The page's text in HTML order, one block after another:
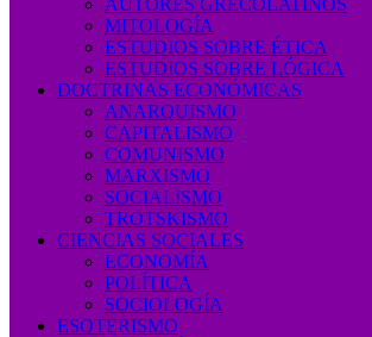
AUTORES GRECOLATINOS
MITOLOGÍA
ESTUDIOS SOBRE ÉTICA
ESTUDIOS SOBRE LÓGICA
DOCTRINAS ECONÓMICAS
ANARQUISMO
CAPITALISMO
COMUNISMO
MARXISMO
SOCIALISMO
TROTSKISMO
CIENCIAS SOCIALES
ECONOMÍA
POLÍTICA
SOCIOLOGÍA
ESOTERISMO